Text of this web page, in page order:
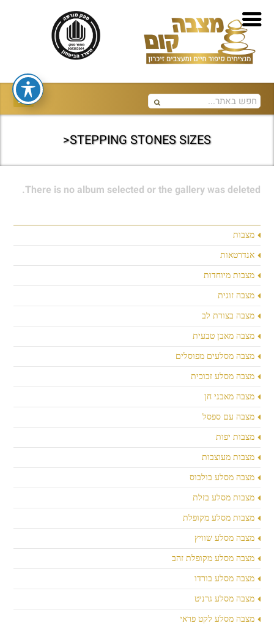
STEPPING STONES SIZES<
מצבות
אנדרטאות
מצבות מיוחדות
מצבה זוגית
מצבה בצורת לב
מצבה מאבן טבעית
מצבה מסלעים מפוסלים
מצבה מסלע זכוכית
מצבה מאבני חן
מצבה עם ספסל
מצבות יפות
מצבות מעוצבות
מצבה מסלע בולבוס
מצבות מסלע בזלת
מצבות מסלע מקופלת
מצבה מסלע שוויץ
מצבה מסלע מקופלת זהב
מצבה מסלע בורדו
מצבה מסלע גרניט
מצבה מסלע לקט פראי
There is no album selected or the gallery was deleted.